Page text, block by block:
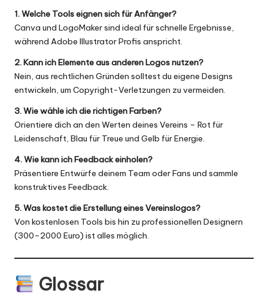
1. Welche Tools eignen sich für Anfänger?
Canva und LogoMaker sind ideal für schnelle Ergebnisse,
während Adobe Illustrator Profis anspricht.
2. Kann ich Elemente aus anderen Logos nutzen?
Nein, aus rechtlichen Gründen solltest du eigene Designs
entwickeln, um Copyright-Verletzungen zu vermeiden.
3. Wie wähle ich die richtigen Farben?
Orientiere dich an den Werten deines Vereins – Rot für
Leidenschaft, Blau für Treue und Gelb für Energie.
4. Wie kann ich Feedback einholen?
Präsentiere Entwürfe deinem Team oder Fans und sammle
konstruktives Feedback.
5. Was kostet die Erstellung eines Vereinslogos?
Von kostenlosen Tools bis hin zu professionellen Designern
(300–2000 Euro) ist alles möglich.
Glossar